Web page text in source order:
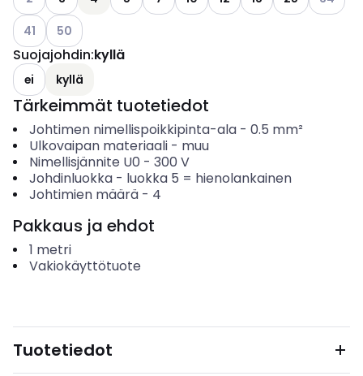
Katso käytettävissä olevat vaihtoehdot
41 Katso käytettävissä olevat vaihtoehdot
50
Suojajohdin:kyllä
ei kyllä
Tärkeimmät tuotetiedot
Johtimen nimellispoikkipinta-ala- 0.5 mm²
Ulkovaipan materiaali- muu
Nimellisjännite U0 - 300 V
Johdinluokka- luokka 5 = hienolankainen
Johtimien määrä- 4
Pakkaus ja ehdot
1 metri
Vakiokäyttötuote
Tuotetiedot